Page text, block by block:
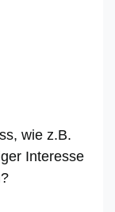
wie z.B.
Interesse